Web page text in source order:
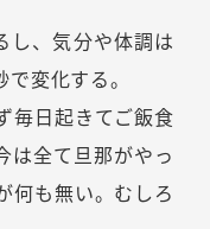
し、気分や体調は
変化する。
毎日起きてご飯食
は全て旦那がやっ
何も無い。むしろ